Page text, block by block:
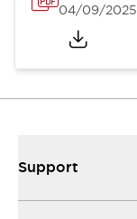
04/09/2025
Support